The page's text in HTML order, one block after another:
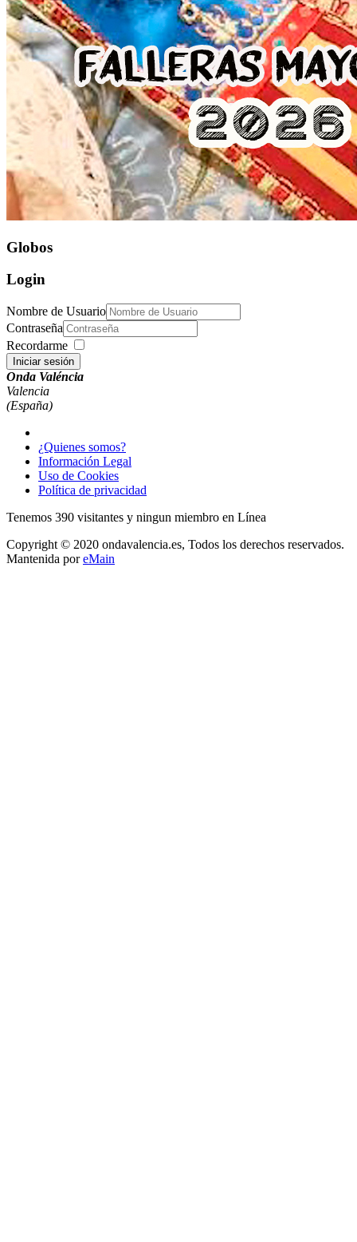
Globos
Login
Nombre de Usuario
Contraseña
Recordarme
Iniciar sesión
Onda Valéncia
Valencia
(España)
¿Quienes somos?
Información Legal
Uso de Cookies
Política de privacidad
Tenemos 390 visitantes y ningun miembro en Línea
Copyright © 2020 ondavalencia.es, Todos los derechos reservados.
Mantenida poreMain